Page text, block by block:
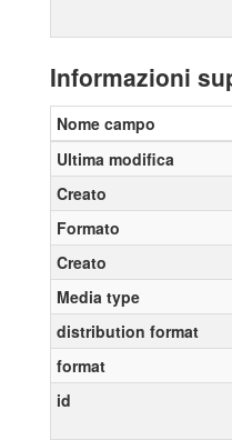
Informazioni
Nome campo
Ultima modifica
Creato
Formato
Creato
Media type
distribution format
format
id